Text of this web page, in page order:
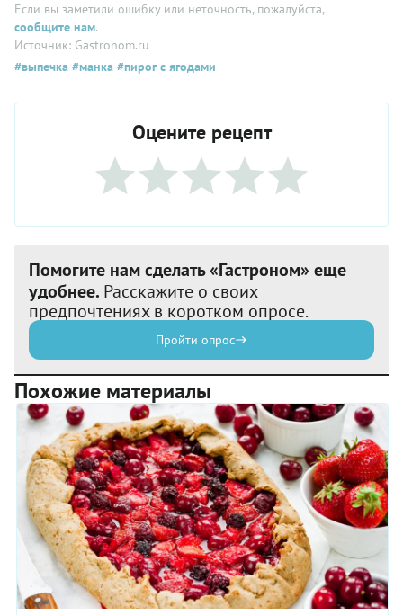
Если вы заметили ошибку или неточность, пожалуйста,
сообщите нам.
Источник: Gastronom.ru
#выпечка #манка #пирог с ягодами
Оцените рецепт
Помогите нам сделать «Гастроном» еще
удобнее. Расскажите о своих
предпочтениях в коротком опросе.
Пройти опрос
Похожие материалы